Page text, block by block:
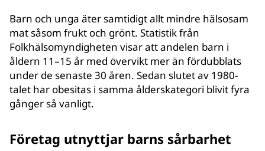
Barn och unga äter samtidigt allt mindre hälsosam
mat såsom frukt och grönt. Statistik från
Folkhälsomyndigheten visar att andelen barn i
åldern 11–15 år med övervikt mer än fördubblats
under de senaste 30 åren. Sedan slutet av 1980-
talet har obesitas i samma ålderskategori blivit fyra
gånger så vanligt.
Företag utnyttjar barns sårbarhet